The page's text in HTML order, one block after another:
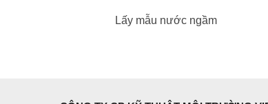
Lấy mẫu nước